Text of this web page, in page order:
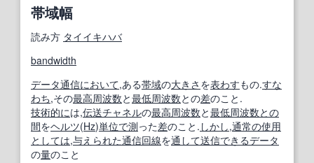
帯域幅
読み方 タイイキハバ
bandwidth
データ通信において,ある帯域の大きさ を表わすもの.すな
わち,その最高周波数と最低周波数との差のこと.
技術的には,伝送チャネルの最高周波数と最低周波数との
間をヘルツ(Hz)単位で測った差のこと. しかし,通常の使用
としては,与えられた通信回線を通して送信できるデータ
の量のこと